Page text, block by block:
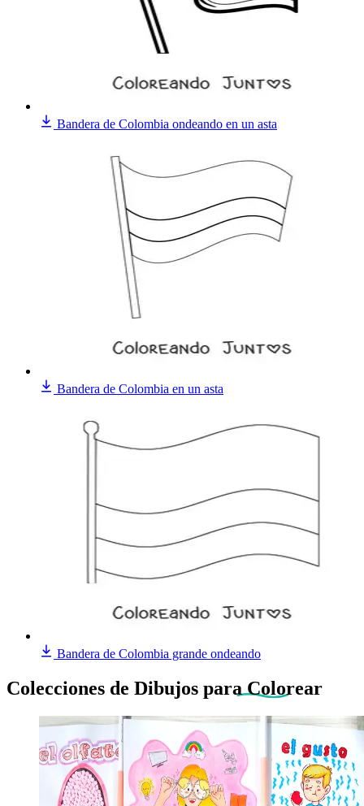
Bandera de Colombia ondeando en un asta
Bandera de Colombia en un asta
Bandera de Colombia grande ondeando
Colecciones de Dibujos para Colorear